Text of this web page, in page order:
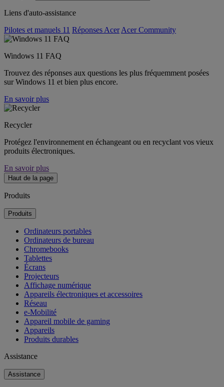
Liens d'auto-assistance
Pilotes et manuels 11 Réponses Acer Acer Community
Windows 11 FAQ
Trouvez des réponses aux questions les plus fréquemment posées
sur Windows 11 et bien plus encore.
En savoir plus
Recycler
Protégez l'environnement en échangeant ou en recyclant vos vieux
produits électroniques.
En savoir plus
Haut de la page
Produits
Produits
Ordinateurs portables
Ordinateurs de bureau
Chromebooks
Tablettes
Écrans
Projecteurs
Affichage numérique
Appareils électroniques et accessoires
Réseau
e-Mobilité
Appareil mobile de gaming
Appareils
Produits durables
Assistance
Assistance